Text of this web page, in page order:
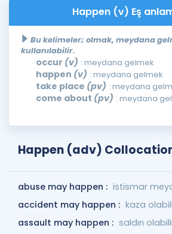
Happen (v) Eş
Bu kelimeler; olmak, meydana
kullanılabilir.
occur (v) : meydana gelmek
happen (v) : meydana gelmek
take place (pv) : meydana
come about (pv) : meydana
Happen (adv)
abuse may happen : istismar
accident may happen : kaza
assault may happen : saldırı